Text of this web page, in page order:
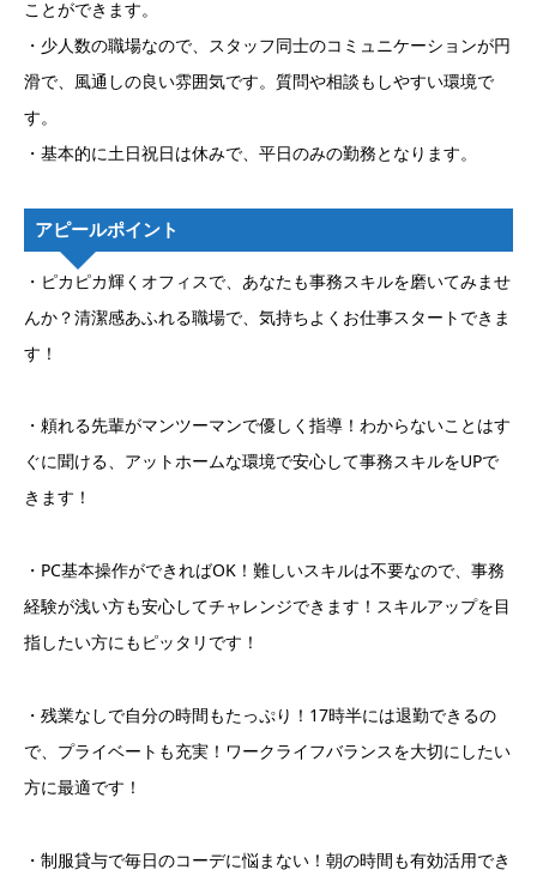
ことができます。
・少人数の職場なので、スタッフ同士のコミュニケーションが円
滑で、風通しの良い雰囲気です。質問や相談もしやすい環境で
す。
・基本的に土日祝日は休みで、平日のみの勤務となります。
アピールポイント
・ピカピカ輝くオフィスで、あなたも事務スキルを磨いてみませ
んか？清潔感あふれる職場で、気持ちよくお仕事スタートできま
す！
・頼れる先輩がマンツーマンで優しく指導！わからないことはす
ぐに聞ける、アットホームな環境で安心して事務スキルをUPで
きます！
・PC基本操作ができればOK！難しいスキルは不要なので、事務
経験が浅い方も安心してチャレンジできます！スキルアップを目
指したい方にもピッタリです！
・残業なしで自分の時間もたっぷり！17時半には退勤できるの
で、プライベートも充実！ワークライフバランスを大切にしたい
方に最適です！
・制服貸与で毎日のコーデに悩まない！朝の時間も有効活用でき